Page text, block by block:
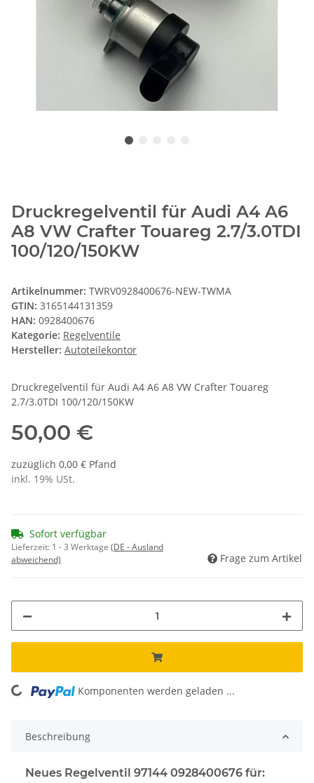
Druckregelventil für Audi A4 A6
A8 VW Crafter Touareg 2.7/3.0TDI
100/120/150KW
Artikelnummer: TWRV0928400676-NEW-TWMA
GTIN: 3165144131359
HAN: 0928400676
Kategorie: Regelventile
Hersteller: Autoteilekontor
Druckregelventil für Audi A4 A6 A8 VW Crafter Touareg
2.7/3.0TDI 100/120/150KW
50,00 €
zuzüglich 0,00 € Pfand
inkl. 19% USt.
Sofort verfügbar
Lieferzeit: 1 - 3 Werktage (DE - Ausland
abweichend)
Frage zum Artikel
Komponenten werden geladen ...
Beschreibung
Neues Regelventil 97144 0928400676 für: